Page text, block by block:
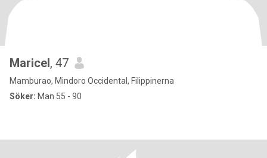
Maricel, 47
Mamburao, Mindoro Occidental, Filippinerna
Söker: Man 55 - 90